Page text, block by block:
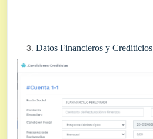
Datos Financieros y Crediticios